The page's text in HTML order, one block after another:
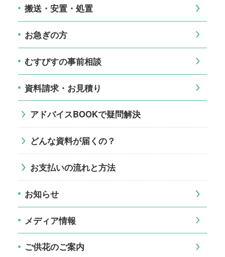
搬送・安置・処置
お急ぎの方
むすびすの事前相談
資料請求・お見積り
アドバイスBOOKで疑問解決
どんな資料が届くの？
お支払いの流れと方法
お知らせ
メディア情報
ご供花のご案内